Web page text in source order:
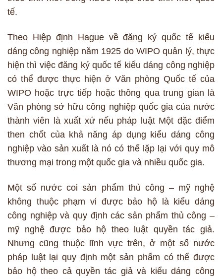
tế.
Theo Hiệp định Hague về đăng ký quốc tế kiểu
dáng công nghiệp năm 1925 do WIPO quản lý, thực
hiện thì việc đăng ký quốc tế kiểu dáng công nghiệp
có thể được thực hiện ở Văn phòng Quốc tế của
WIPO hoặc trực tiếp hoặc thông qua trung gian là
Văn phòng sở hữu công nghiệp quốc gia của nước
thành viên là xuất xứ nếu pháp luật Một đặc điểm
then chốt của khả năng áp dụng kiểu dáng công
nghiệp vào sản xuất là nó có thể lặp lại với quy mô
thương mại trong một quốc gia và nhiều quốc gia.
Một số nước coi sản phẩm thủ công – mỹ nghệ
không thuộc phạm vi được bảo hộ là kiểu dáng
công nghiệp và quy định các sản phẩm thủ công –
mỹ nghệ được bảo hộ theo luật quyền tác giả.
Nhưng cũng thuộc lĩnh vực trên, ở một số nước
pháp luật lại quy định một sản phẩm có thể được
bảo hộ theo cả quyền tác giả và kiểu dáng công